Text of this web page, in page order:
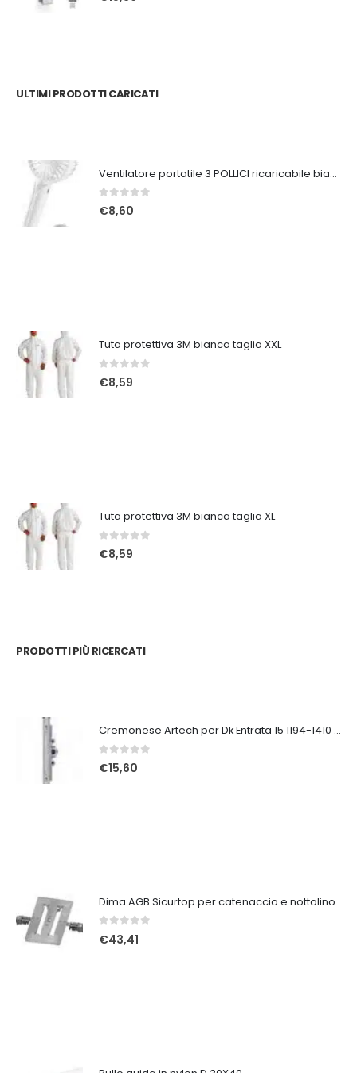
ULTIMI PRODOTTI CARICATI
Ventilatore portatile 3 POLLICI ricaricabile bianco
0Su 5
€8,60
Tuta protettiva 3M bianca taglia XXL
0Su 5
€8,59
Tuta protettiva 3M bianca taglia XL
Su 5
€8,59
PRODOTTI PIÙ RICERCATI
Cremonese Artech per Dk Entrata 15 1194-1410 GR.5
Su 5
€15,60
Dima AGB Sicurtop per catenaccio e nottolino
Su 5
€43,41